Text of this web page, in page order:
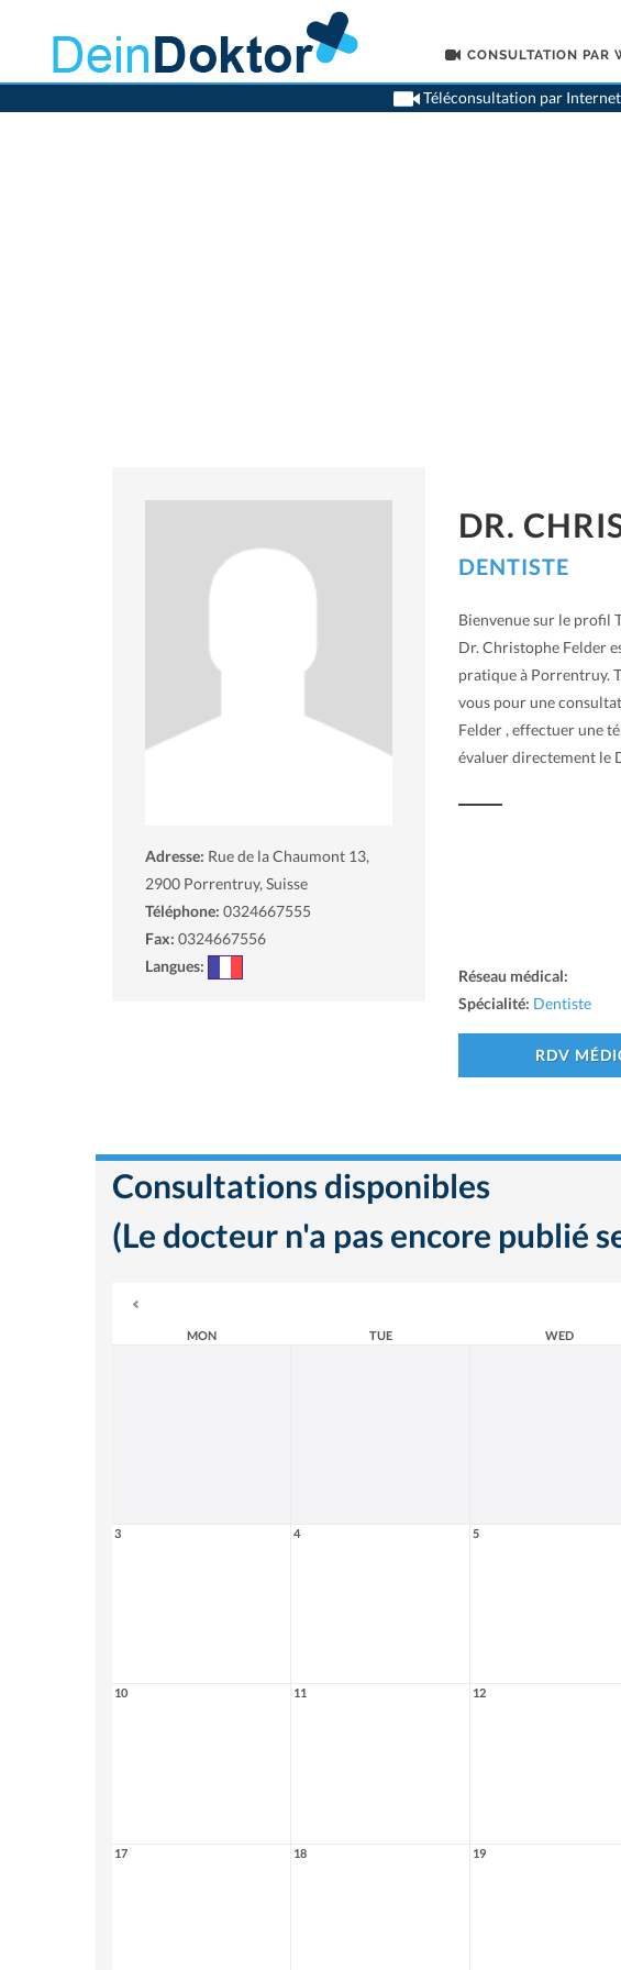
CONSULTATION PAR
Téléconsultation par
Adresse: Rue de la Chaumont 13,
2900 Porrentruy, Suisse
Téléphone: 0324667555
Fax: 0324667556
Langues:
DR.
DENTISTE
Bienvenue sur le profil
Dr. Christophe Felder
pratique à Porrentruy.
vous pour une
Felder , effectuer une
évaluer directement le
Réseau médical:
Spécialité: Dentiste
RDV
Consultations disponibles
(Le docteur n'a pas encore publié
MON TUE WED
3 4 5
10 11 12
17 18 19